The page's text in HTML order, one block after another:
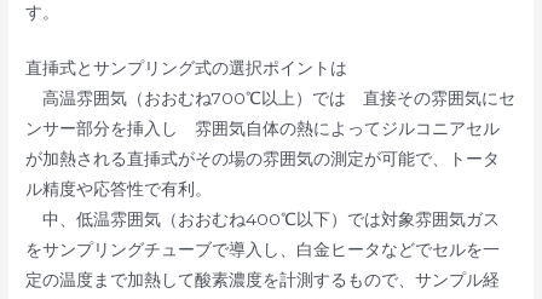
す。
直挿式とサンプリング式の選択ポイントは
高温雰囲気（おおむね700℃以上）では 直接その雰囲気にセ
ンサー部分を挿入し 雰囲気自体の熱によってジルコニアセル
が加熱される直挿式がその場の雰囲気の測定が可能で、トータ
ル精度や応答性で有利。
中、低温雰囲気（おおむね400℃以下）では対象雰囲気ガス
をサンプリングチューブで導入し、白金ヒータなどでセルを一
定の温度まで加熱して酸素濃度を計測するもので、サンプル経